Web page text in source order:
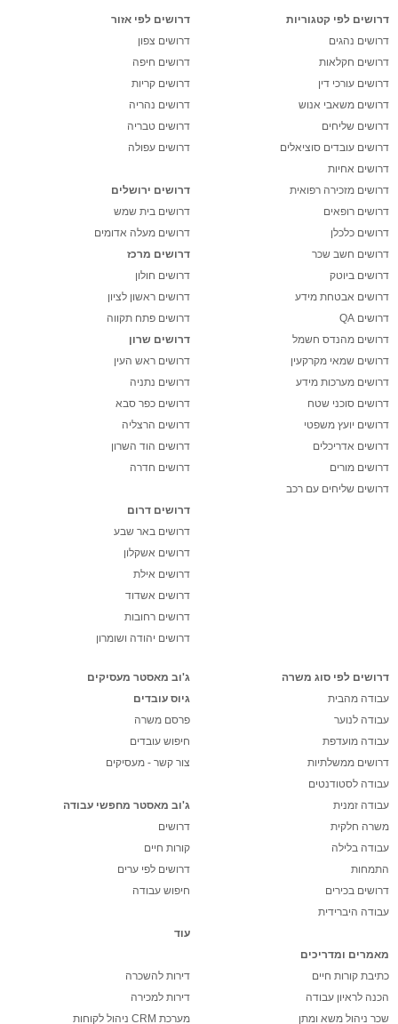
דרושים לפי קטגוריות
דרושים נהגים
דרושים חקלאות
דרושים עורכי דין
דרושים משאבי אנוש
דרושים שליחים
דרושים עובדים סוציאלים
דרושים אחיות
דרושים מזכירה רפואית
דרושים רופאים
דרושים כלכלן
דרושים חשב שכר
דרושים ביוטק
דרושים אבטחת מידע
דרושים QA
דרושים מהנדס חשמל
דרושים שמאי מקרקעין
דרושים מערכות מידע
דרושים סוכני שטח
דרושים יועץ משפטי
דרושים אדריכלים
דרושים מורים
דרושים שליחים עם רכב
דרושים לפי אזור
דרושים צפון
דרושים חיפה
דרושים קריות
דרושים נהריה
דרושים טבריה
דרושים עפולה
דרושים ירושלים
דרושים בית שמש
דרושים מעלה אדומים
דרושים מרכז
דרושים חולון
דרושים ראשון לציון
דרושים פתח תקווה
דרושים שרון
דרושים ראש העין
דרושים נתניה
דרושים כפר סבא
דרושים הרצליה
דרושים הוד השרון
דרושים חדרה
דרושים דרום
דרושים באר שבע
דרושים אשקלון
דרושים אילת
דרושים אשדוד
דרושים רחובות
דרושים יהודה ושומרון
דרושים לפי סוג משרה
עבודה מהבית
עבודה לנוער
עבודה מועדפת
דרושים ממשלתיות
עבודה לסטודנטים
עבודה זמנית
משרה חלקית
עבודה בלילה
התמחות
דרושים בכירים
עבודה היברידית
מאמרים ומדריכים
כתיבת קורות חיים
הכנה לראיון עבודה
שכר ניהול משא ומתן
ג'וב מאסטר מעסיקים
גיוס עובדים
פרסם משרה
חיפוש עובדים
צור קשר - מעסיקים
ג'וב מאסטר מחפשי עבודה
דרושים
קורות חיים
דרושים לפי ערים
חיפוש עבודה
עוד
דירות להשכרה
דירות למכירה
מערכת CRM ניהול לקוחות